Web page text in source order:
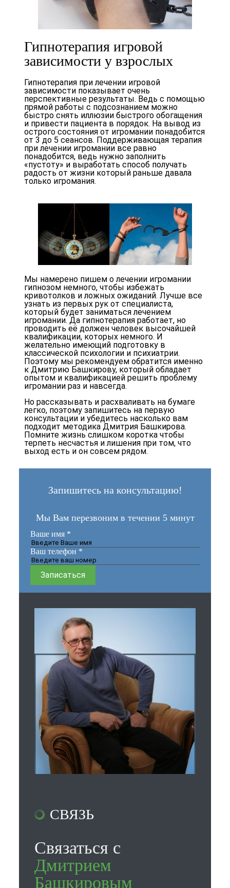
Гипнотерапия игровой
зависимости у взрослых
Гипнотерапия при лечении игровой
зависимости показывает очень
перспективные результаты. Ведь с помощью
прямой работы с подсознанием можно
быстро снять иллюзии быстрого обогащения
и привести пациента в порядок. На вывод из
острого состояния от игромании понадобится
от 3 до 5 сеансов. Поддерживающая терапия
при лечении игромании все равно
понадобится, ведь нужно заполнить
«пустоту» и выработать способ получать
радость от жизни который раньше давала
только игромания.
Мы намерено пишем о лечении игромании
гипнозом немного, чтобы избежать
кривотолков и ложных ожиданий. Лучше все
узнать из первых рук от специалиста,
который будет заниматься лечением
игромании. Да гипнотерапия работает, но
проводить её должен человек высочайшей
квалификации, которых немного. И
желательно имеющий подготовку в
классической психологии и психиатрии.
Поэтому мы рекомендуем обратится именно
к Дмитрию Башкирову, который обладает
опытом и квалификацией решить проблему
игромании раз и навсегда.
Но рассказывать и расхваливать на бумаге
легко, поэтому запишитесь на первую
консультации и убедитесь насколько вам
подходит методика Дмитрия Башкирова.
Помните жизнь слишком коротка чтобы
терпеть несчастья и лишения при том, что
выход есть и он совсем рядом.
Запишитесь на консультацию!
Мы Вам перезвоним в течении 5 минут
Ваше имя *
Ваш телефон *
Записаться
СВЯЗЬ
Связаться с
Дмитрием
Башкировым